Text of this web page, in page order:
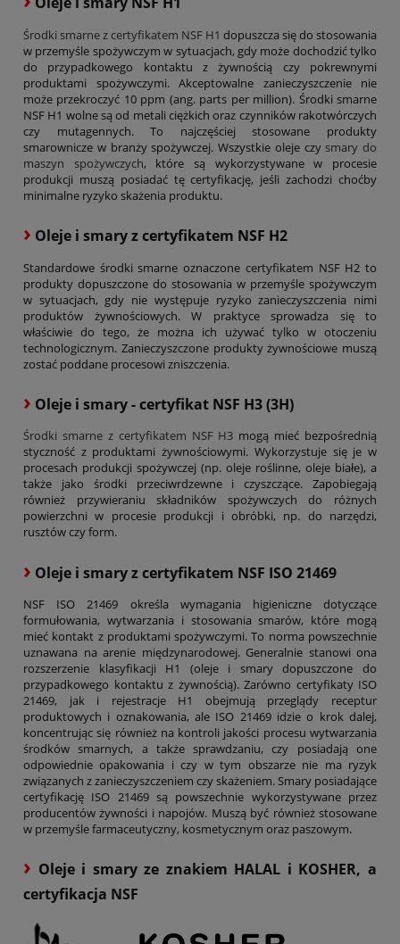
Środki smarne z certyfikatem NSF H1 dopuszcza się do stosowania
w przemyśle spożywczym w sytuacjach, gdy może dochodzić tylko
do przypadkowego kontaktu z żywnością czy pokrewnymi
produktami spożywczymi. Akceptowalne zanieczyszczenie nie
może przekroczyć 10 ppm (ang. parts per million). Środki smarne
NSF H1 wolne są od metali ciężkich oraz czynników rakotwórczych
czy mutagennych. To najczęściej stosowane produkty
smarownicze w branży spożywczej. Wszystkie oleje czysmary do
maszyn spożywczych, które są wykorzystywane w procesie
produkcji muszą posiadać tę certyfikację, jeśli zachodzi choćby
minimalne ryzyko skażenia produktu.
› Oleje i smary z certyfikatem NSF H2
Standardowe środki smarne oznaczone certyfikatem NSF H2 to
produkty dopuszczone do stosowania w przemyśle spożywczym
w sytuacjach, gdy nie występuje ryzyko zanieczyszczenia nimi
produktów żywnościowych. W praktyce sprowadza się to
właściwie do tego, że można ich używać tylko w otoczeniu
technologicznym. Zanieczyszczone produkty żywnościowe muszą
zostać poddane procesowi zniszczenia.
› Oleje i smary - certyfikat NSF H3 (3H)
Środki smarne z certyfikatem NSF H3 mogą mieć bezpośrednią
styczność z produktami żywnościowymi. Wykorzystuje się je w
procesach produkcji spożywczej (np. oleje roślinne, oleje białe), a
także jako środki przeciwrdzewne i czyszczące. Zapobiegają
również przywieraniu składników spożywczych do różnych
powierzchni w procesie produkcji i obróbki, np. do narzędzi,
rusztów czy form.
› Oleje i smary z certyfikatem NSF ISO 21469
NSF ISO 21469 określa wymagania higieniczne dotyczące
formułowania, wytwarzania i stosowania smarów, które mogą
mieć kontakt z produktami spożywczymi. To norma powszechnie
uznawana na arenie międzynarodowej. Generalnie stanowi ona
rozszerzenie klasyfikacji H1 (oleje i smary dopuszczone do
przypadkowego kontaktu z żywnością). Zarówno certyfikaty ISO
21469, jak i rejestracje H1 obejmują przeglądy receptur
produktowych i oznakowania, ale ISO 21469 idzie o krok dalej,
koncentrując się również na kontroli jakości procesu wytwarzania
środków smarnych, a także sprawdzaniu, czy posiadają one
odpowiednie opakowania i czy w tym obszarze nie ma ryzyk
związanych z zanieczyszczeniem czy skażeniem. Smary posiadające
certyfikację ISO 21469 są powszechnie wykorzystywane przez
producentów żywności i napojów. Muszą być również stosowane
w przemyśle farmaceutyczny, kosmetycznym oraz paszowym.
› Oleje i smary ze znakiem HALAL i KOSHER, a
certyfikacja NSF